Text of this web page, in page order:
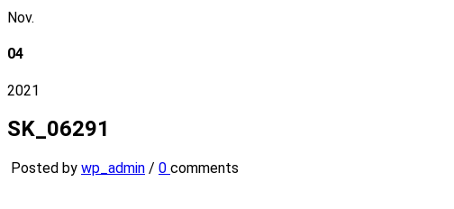
Nov.
04
2021
SK_06291
Posted by wp_admin / 0 comments